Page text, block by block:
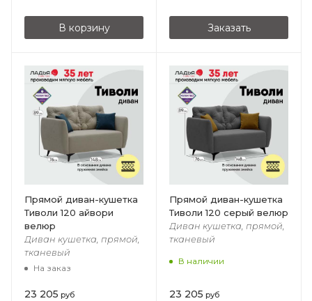
В корзину Заказать
Прямой диван-кушетка
Тиволи 120 айвори
велюр
Диван кушетка, прямой,
тканевый
На заказ
23 205 руб
Прямой диван-кушетка
Тиволи 120 серый велюр
Диван кушетка, прямой,
тканевый
В наличии
23 205 руб